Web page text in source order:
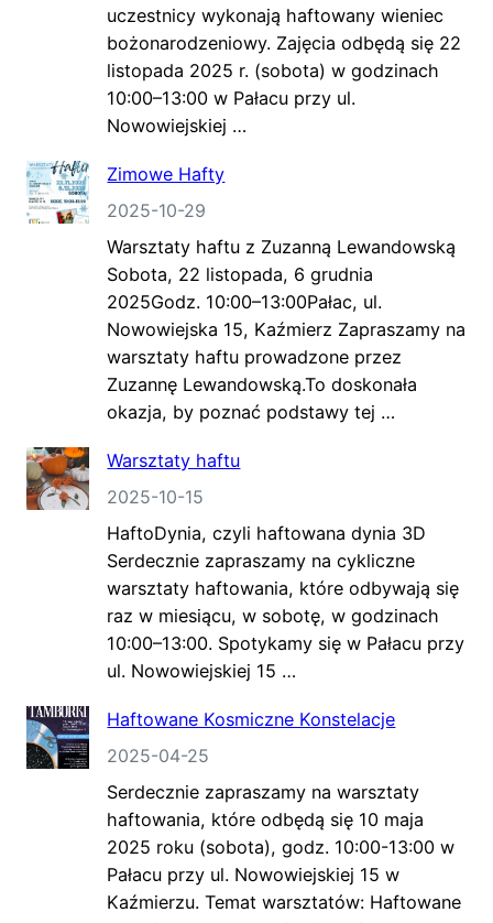
uczestnicy wykonają haftowany wieniec
bożonarodzeniowy. Zajęcia odbędą się 22
listopada 2025 r. (sobota) w godzinach
10:00–13:00 w Pałacu przy ul.
Nowowiejskiej …
Zimowe Hafty
2025-10-29
Warsztaty haftu z Zuzanną Lewandowską
Sobota, 22 listopada, 6 grudnia
2025Godz. 10:00–13:00Pałac, ul.
Nowowiejska 15, Kaźmierz Zapraszamy na
warsztaty haftu prowadzone przez
Zuzannę Lewandowską.To doskonała
okazja, by poznać podstawy tej …
Warsztaty haftu
2025-10-15
HaftoDynia, czyli haftowana dynia 3D
Serdecznie zapraszamy na cykliczne
warsztaty haftowania, które odbywają się
raz w miesiącu, w sobotę, w godzinach
10:00–13:00. Spotykamy się w Pałacu przy
ul. Nowowiejskiej 15 …
Haftowane Kosmiczne Konstelacje
2025-04-25
Serdecznie zapraszamy na warsztaty
haftowania, które odbędą się 10 maja
2025 roku (sobota), godz. 10:00-13:00 w
Pałacu przy ul. Nowowiejskiej 15 w
Kaźmierzu. Temat warsztatów: Haftowane